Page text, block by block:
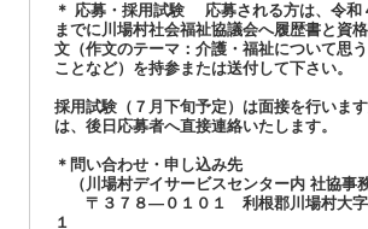
＊ 応募・採用試験 応募される方は、令和
までに川場村社会福祉協議会へ履歴書と資
文（作文のテーマ：介護・福祉について思
ことなど）を持参または送付して下さい。
採用試験（７月下旬予定）は面接を行いま
は、後日応募者へ直接連絡いたします。
＊問い合わせ・申し込み先
（川場村デイサービスセンター内 社協事務
〒３７８―０１０１ 利根郡川場村大字
１